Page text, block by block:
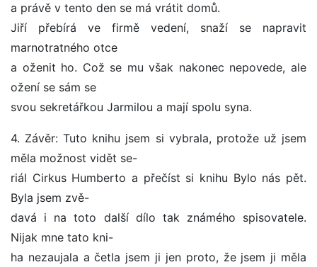
a právě v tento den se má vrátit domů.
Jiří přebírá ve firmě vedení, snaží se napravit
marnotratného otce
a oženit ho. Což se mu však nakonec nepovede, ale
ožení se sám se
svou sekretářkou Jarmilou a mají spolu syna.
4. Závěr: Tuto knihu jsem si vybrala, protože už jsem
měla možnost vidět se-
riál Cirkus Humberto a přečíst si knihu Bylo nás pět.
Byla jsem zvě-
davá i na toto další dílo tak známého spisovatele.
Nijak mne tato kni-
ha nezaujala a četla jsem ji jen proto, že jsem ji měla